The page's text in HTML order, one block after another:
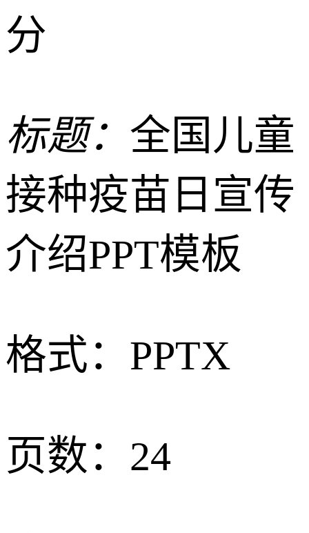
分
标题： 全国儿童
接种疫苗日宣传
介绍PPT模板
格式： PPTX
页数： 24